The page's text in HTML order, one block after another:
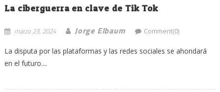
La ciberguerra en clave de Tik Tok
marzo 23, 2024 Jorge Elbaum Comment(0)
La disputa por las plataformas y las redes sociales se ahondará
en el futuro....